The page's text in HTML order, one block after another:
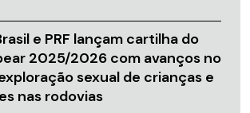
e PRF lançam cartilha do
2025/2026 com avanços no
sexual de crianças e
nas rodovias